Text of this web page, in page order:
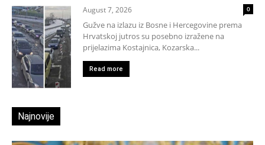
August 7, 2026 0
Gužve na izlazu iz Bosne i Hercegovine prema
Hrvatskoj jutros su posebno izražene na
prijelazima Kostajnica, Kozarska...
Read more
Najnovije